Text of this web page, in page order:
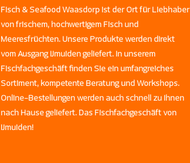
Fisch & Seafood Waasdorp ist der Ort für Liebhaber
von frischem, hochwertigem Fisch und
Meeresfrüchten. Unsere Produkte werden direkt
vom Ausgang IJmuiden geliefert. In unserem
Fischfachgeschäft finden Sie ein umfangreiches
Sortiment, kompetente Beratung und Workshops.
Online-Bestellungen werden auch schnell zu Ihnen
nach Hause geliefert. Das Fischfachgeschäft von
IJmuiden!